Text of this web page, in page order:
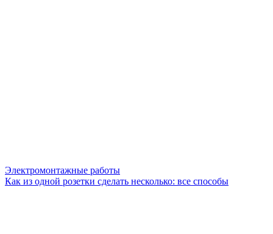
Электромонтажные работы
Как из одной розетки сделать несколько: все способы